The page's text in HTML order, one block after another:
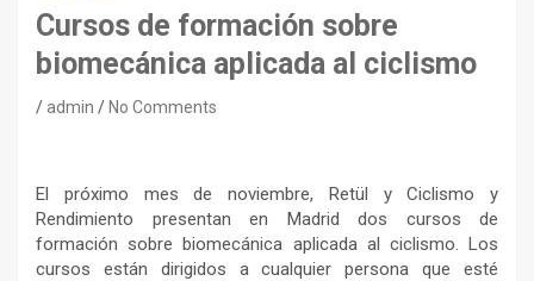
Cursos de formación sobre
biomecánica aplicada al ciclismo
admin No Comments
El próximo mes de noviembre, Retül y Ciclismo y
Rendimiento presentan en Madrid dos cursos de
formación sobre biomecánica aplicada al ciclismo. Los
cursos están dirigidos a cualquier persona que esté